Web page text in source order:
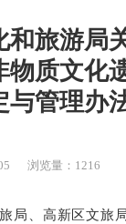
和旅游局
物质文化
与管理办
浏览量：1216
局、高新区文旅